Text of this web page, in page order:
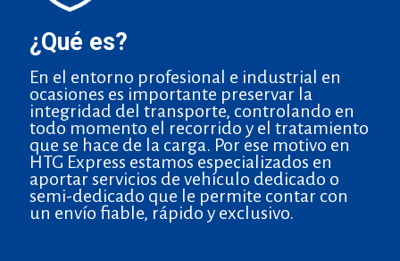
¿Qué es?
En el entorno profesional e industrial en
ocasiones es importante preservar la
integridad del transporte, controlando en
todo momento el recorrido y el tratamiento
que se hace de la carga. Por ese motivo en
HTG Express estamos especializados en
aportar servicios de vehículo dedicado o
semi-dedicado que le permite contar con
un envío fiable, rápido y exclusivo.